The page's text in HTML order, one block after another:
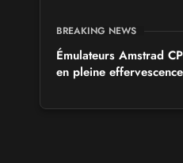
BREAKING NEWS
Émulateurs Amstrad
en pleine effervescence